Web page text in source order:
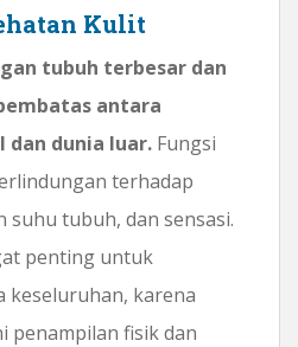
Kulit
tubuh terbesar dan
antara
dunia luar. Fungsi
terhadap
tubuh, dan sensasi.
penting untuk
keseluruhan, karena
penampilan fisik dan